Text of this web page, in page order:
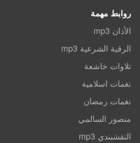
روابط مهمة
الأذان mp3
الرقية الشرعية mp3
تلاوات خاشعة
نغمات اسلامية
نغمات رمضان
منصور السالمي
النقشبندي mp3